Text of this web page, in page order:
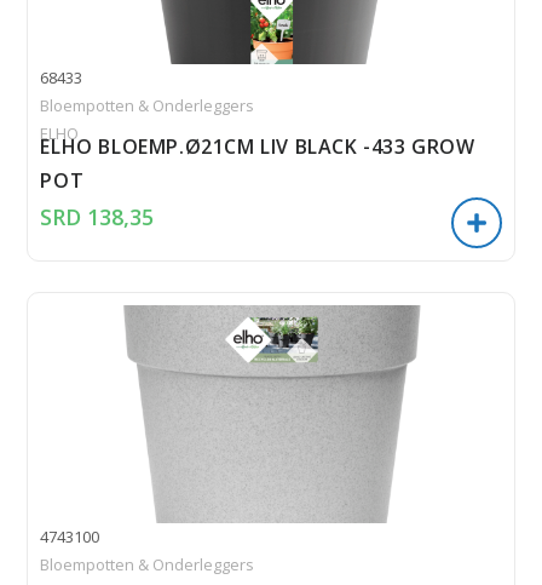
68433
Bloempotten & Onderleggers
ELHO
ELHO BLOEMP.Ø21CM LIV BLACK -433 GROW
POT
SRD 138,35
4743100
Bloempotten & Onderleggers